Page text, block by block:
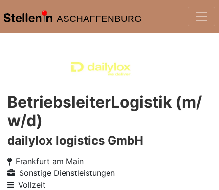
ASCHAFFENBURG
BetriebsleiterLogistik (m/
w/d)
dailylox logistics GmbH
Frankfurt am Main
Sonstige Dienstleistungen
Vollzeit